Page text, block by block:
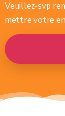
Veuillez-svp
mettre votre